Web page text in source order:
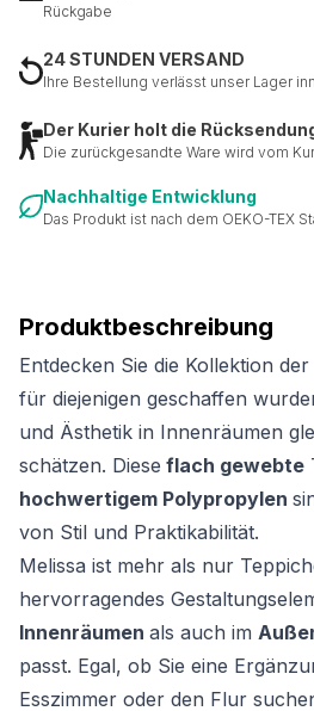
Produktbeschreibung
Entdecken Sie die Kollektion
für diejenigen geschaffen
und Ästhetik in Innenräumen
schätzen. Diese flach gewebte
hochwertigem Polypropylen
von Stil und Praktikabilität.
Melissa ist mehr als nur
hervorragendes
Innenräumen als auch im
passt. Egal, ob Sie eine
Esszimmer oder den Flur
Rückgabe
24 STUNDEN VERSAND
Ihre Bestellung verlässt unser Lager
Der Kurier holt die
Die zurückgesandte Ware wird vom
Nachhaltige Entwicklung
Das Produkt ist nach dem OEKO-TEX